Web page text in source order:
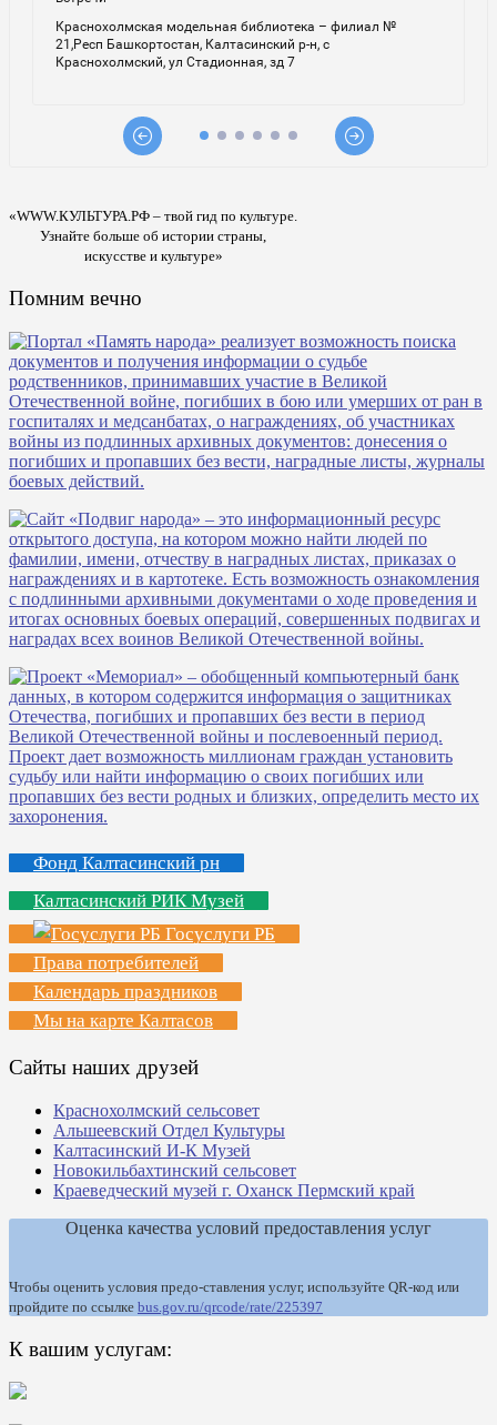
«WWW.КУЛЬТУРА.РФ – твой гид по культуре.
Узнайте больше об истории страны,
искусстве и культуре»
Помним вечно
Фонд Калтасинский рн
Калтасинский РИК Музей
Госуслуги РБ
Права потребителей
Календарь праздников
Мы на карте Калтасов
Сайты наших друзей
Краснохолмский сельсовет
Альшеевский Отдел Культуры
Калтасинский И-К Музей
Новокильбахтинский сельсовет
Краеведческий музей г. Оханск Пермский край
Оценка качества условий предоставления услуг
Чтобы оценить условия предо-ставления услуг, используйте QR-код или
пройдите по ссылке bus.gov.ru/qrcode/rate/225397
К вашим услугам: